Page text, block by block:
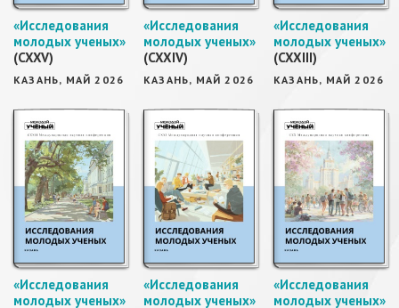
«Исследования
молодых ученых»
(CXXV)
КАЗАНЬ, МАЙ 2026
«Исследования
молодых ученых»
(CXXIV)
КАЗАНЬ, МАЙ 2026
«Исследования
молодых ученых»
(CXXIII)
КАЗАНЬ, МАЙ 2026
«Исследования
молодых ученых»
«Исследования
молодых ученых»
«Исследования
молодых ученых»